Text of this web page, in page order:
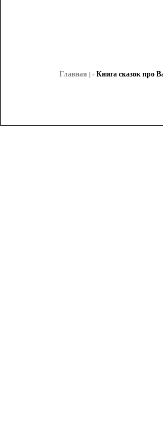
Главная | - Книга сказок про